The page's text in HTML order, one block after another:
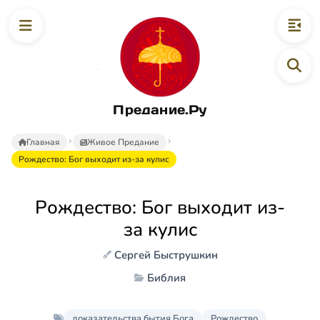
Предание.Ру
Главная
Живое Предание
Рождество: Бог выходит из-за кулис
Рождество: Бог выходит из-
за кулис
Сергей Быструшкин
Библия